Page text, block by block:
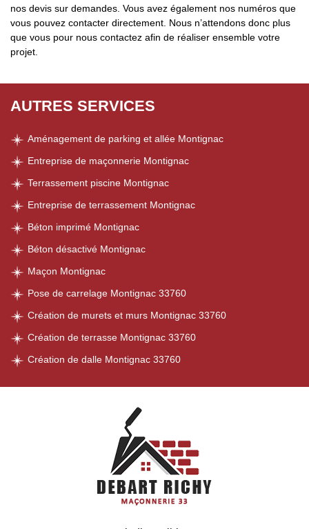
nos devis sur demandes. Vous avez également nos numéros que
vous pouvez contacter directement. Nous n’attendons donc plus
que vous pour nous contactez afin de réaliser ensemble votre
projet.
AUTRES SERVICES
Aménagement de parking et allée Montignac
Entreprise de maçonnerie Montignac
Terrassement piscine Montignac
Entreprise de terrassement Montignac
Béton imprimé Montignac
Béton désactivé Montignac
Maçon Montignac
Pose de carrelage Montignac 33760
Création de murets et murs Montignac 33760
Création de terrasse Montignac 33760
Création de dalle Montignac 33760